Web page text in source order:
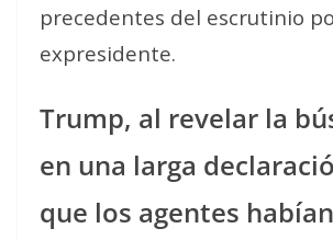
precedentes del escrutinio
expresidente.
Trump, al revelar la
en una larga
que los agentes